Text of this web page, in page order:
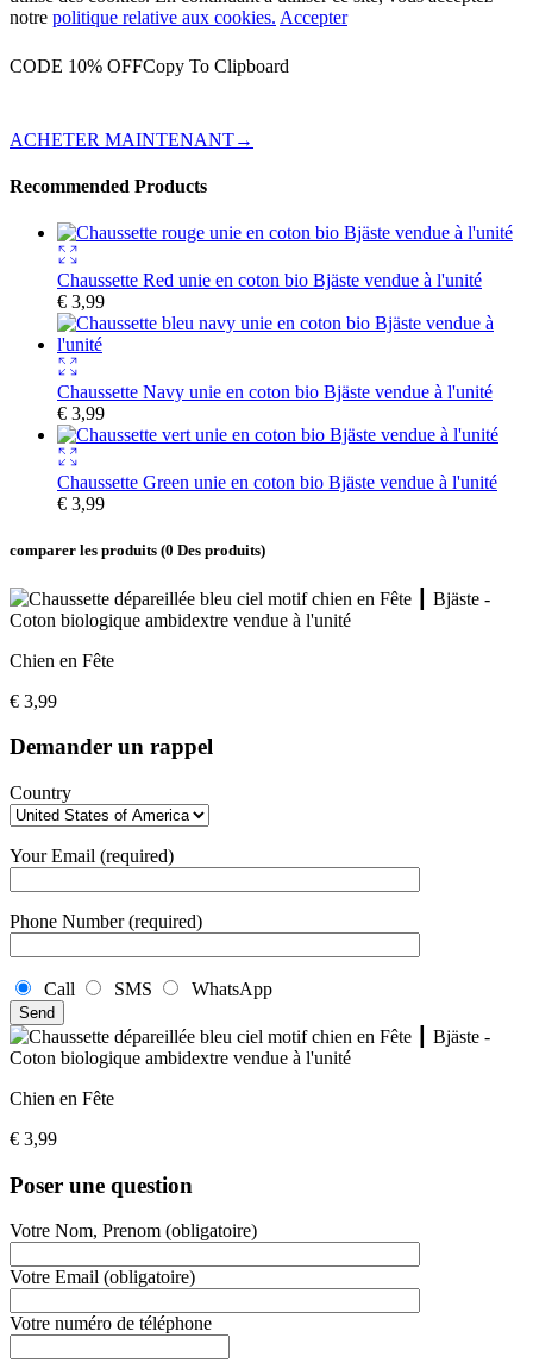
notre politique relative aux cookies. Accepter
CODE 10% OFFCopy To Clipboard
ACHETER MAINTENANT→
Recommended Products
Chaussette Red unie en coton bio Bjäste vendue à l'unité
€ 3,99
Chaussette Navy unie en coton bio Bjäste vendue à l'unité
€ 3,99
Chaussette Green unie en coton bio Bjäste vendue à l'unité
€ 3,99
comparer les produits (0 Des produits)
Chien en Fête
€ 3,99
Demander un rappel
Country
Your Email (required)
Phone Number (required)
Call SMS WhatsApp
Chien en Fête
€ 3,99
Poser une question
Votre Nom, Prenom (obligatoire)
Votre Email (obligatoire)
Votre numéro de téléphone